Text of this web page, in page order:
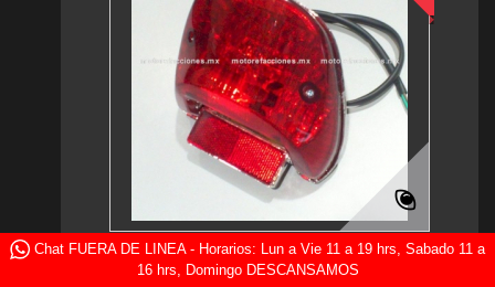
Calavera Italika FT150 - FT150GT - FT150 G
Chat FUERA DE LINEA - Horarios: Lun a Vie 11 a 19 hrs, Sabado 11 a
16 hrs, Domingo DESCANSAMOS